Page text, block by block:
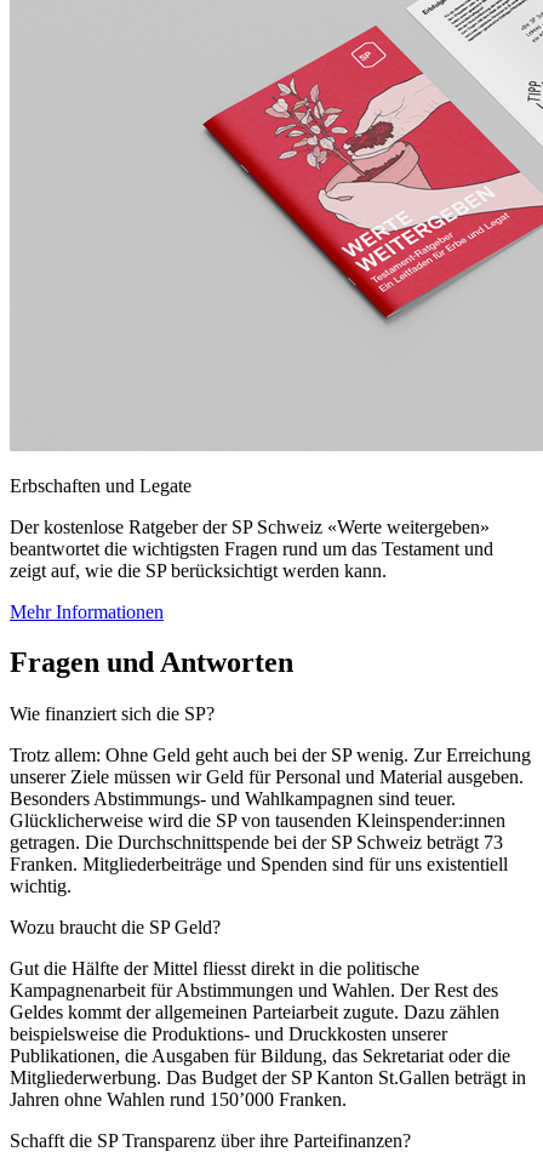
Erbschaften und Legate
Der kostenlose Ratgeber der SP Schweiz «Werte weitergeben»
beantwortet die wichtigsten Fragen rund um das Testament und
zeigt auf, wie die SP berücksichtigt werden kann.
Mehr Informationen
Fragen und Antworten
Wie finanziert sich die SP?
Trotz allem: Ohne Geld geht auch bei der SP wenig. Zur Erreichung
unserer Ziele müssen wir Geld für Personal und Material ausgeben.
Besonders Abstimmungs- und Wahlkampagnen sind teuer.
Glücklicherweise wird die SP von tausenden Kleinspender:innen
getragen. Die Durchschnittspende bei der SP Schweiz beträgt 73
Franken. Mitgliederbeiträge und Spenden sind für uns existentiell
wichtig.
Wozu braucht die SP Geld?
Gut die Hälfte der Mittel fliesst direkt in die politische
Kampagnenarbeit für Abstimmungen und Wahlen. Der Rest des
Geldes kommt der allgemeinen Parteiarbeit zugute. Dazu zählen
beispielsweise die Produktions- und Druckkosten unserer
Publikationen, die Ausgaben für Bildung, das Sekretariat oder die
Mitgliederwerbung. Das Budget der SP Kanton St.Gallen beträgt in
Jahren ohne Wahlen rund 150’000 Franken.
Schafft die SP Transparenz über ihre Parteifinanzen?